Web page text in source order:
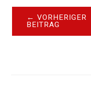
← VORHERIGER
BEITRAG